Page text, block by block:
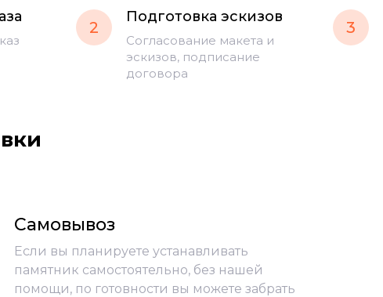
2
Подготовка эскизов
Согласование макета и
эскизов, подписание
договора
3
Самовывоз
Если вы планируете устанавливать
памятник самостоятельно, без нашей
помощи, по готовности вы можете забрать